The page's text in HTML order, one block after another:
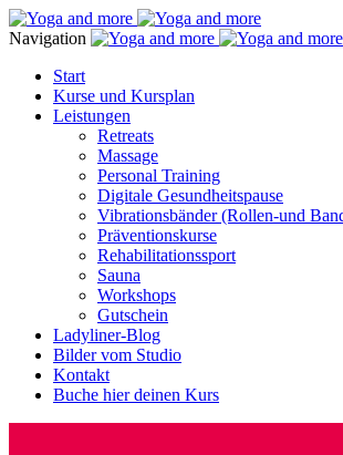
Navigation
Start
Kurse und Kursplan
Leistungen
Retreats
Massage
Personal Training
Digitale Gesundheitspause
Vibrationsbänder (Rollen-und
Präventionskurse
Rehabilitationssport
Sauna
Workshops
Gutschein
Ladyliner-Blog
Bilder vom Studio
Kontakt
Buche hier deinen Kurs